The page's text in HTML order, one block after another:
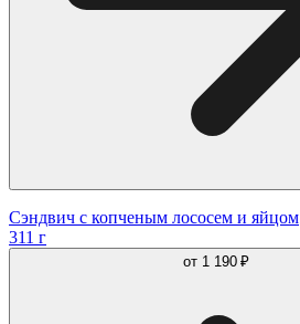
Сэндвич с копченым лососем и яйцом
311 г
от 1 190 ₽